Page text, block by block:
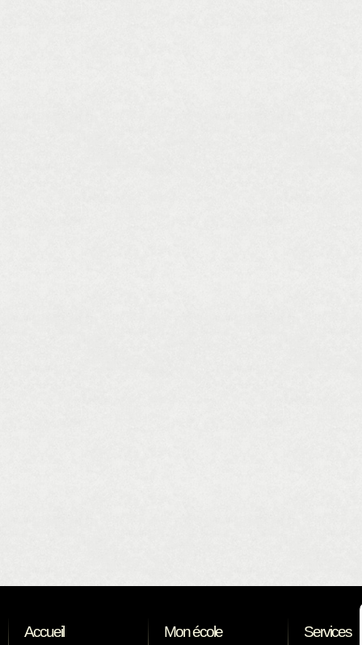
Accueil Mon école Services